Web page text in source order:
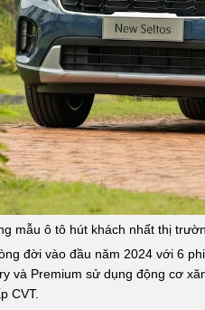
mẫu ô tô hút khách nhất thị
đời vào đầu năm 2024 với 6
và Premium sử dụng động cơ
CVT.